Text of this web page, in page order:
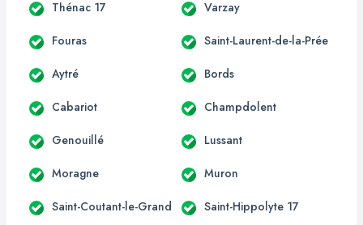
Thénac 17 Varzay
Fouras Saint-Laurent-de-la-Prée
Aytré Bords
Cabariot Champdolent
Genouillé Lussant
Moragne Muron
Saint-Coutant-le-Grand Saint-Hippolyte 17